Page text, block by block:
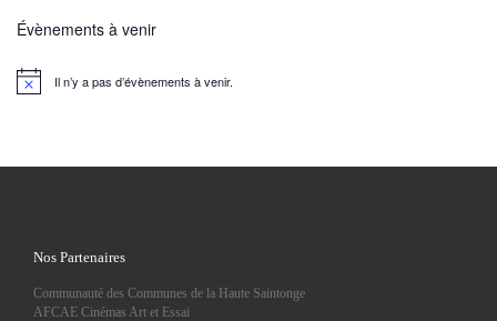
Évènements à venir
e
Il n’y a pas d’évènements à venir.
Nos Partenaires
Communauté des Communes de la Haute Saintonge
AFCAE Cinémas Art et Essai